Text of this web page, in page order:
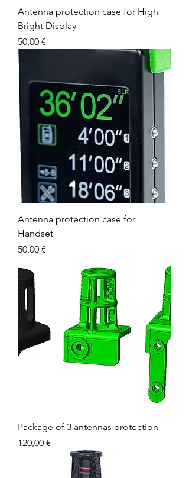
Antenna protection case for High
Bright Display
Prix
50,00 €
Antenna protection case for
Handset
Prix
50,00 €
Package of 3 antennas protection
Prix
120,00 €